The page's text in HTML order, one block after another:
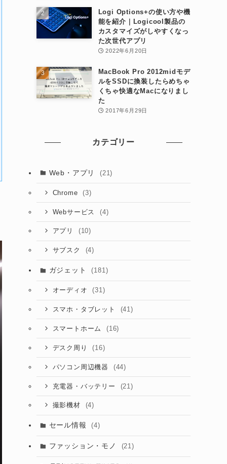
Logi Options+の使い方や機
能を紹介｜Logicool製品の
カスタマイズがしやすくなっ
た次世代アプリ
2022年6月20日
MacBook Pro 2012midモデ
ルをSSDに換装したらめちゃ
くちゃ快適なMacになりまし
た
2017年6月29日
カテゴリー
Web・アプリ (21)
Chrome (3)
Webサービス (4)
アプリ (10)
サブスク (4)
ガジェット (181)
オーディオ (31)
スマホ・タブレット (41)
スマートホーム (16)
デスク周り (16)
パソコン周辺機器 (44)
充電器・バッテリー (21)
撮影機材 (4)
セール情報 (4)
ファッション・モノ (21)